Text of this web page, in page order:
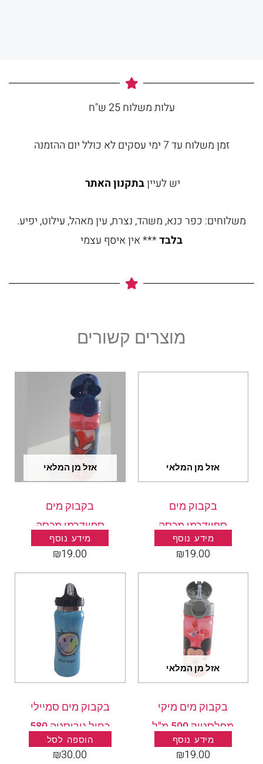
עלות משלוח 25 ש"ח
זמן משלוח עד 7 ימי עסקים לא כולל יום ההזמנה
יש לעייןבתקנון האתר
משלוחים: כפר כנא, משהד, נצרת, עין מאהל, עילוט, יפיע.
בלבד*** אין איסף עצמי
מוצרים קשורים
אזל מן המלאי
בקבוק מים
ספיידרמן מכסה
אדום מפלסטיק 500
מידע נוסף
₪19.00
אזל מן המלאי
בקבוק מים
ספיידרמן מכסה
כחול מפלסטיק 500
מידע נוסף
₪19.00
אזל מן המלאי
בקבוק מים מיקי
מפלסטיק 500 מ"ל
מידע נוסף
₪19.00
בקבוק מים סמיילי
כחול נירוסטה 580
מ"ל
הוספה לסל
₪30.00